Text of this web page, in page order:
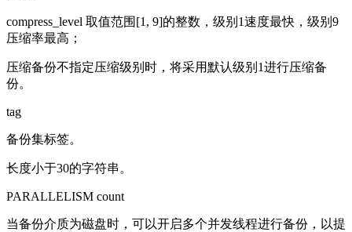
compress_level 取值范围[1, 9]的整数，级别1速度最快，级别9
压缩率最高；
压缩备份不指定压缩级别时，将采用默认级别1进行压缩备
份。
tag
备份集标签。
长度小于30的字符串。
PARALLELISM count
当备份介质为磁盘时，可以开启多个并发线程进行备份，以提